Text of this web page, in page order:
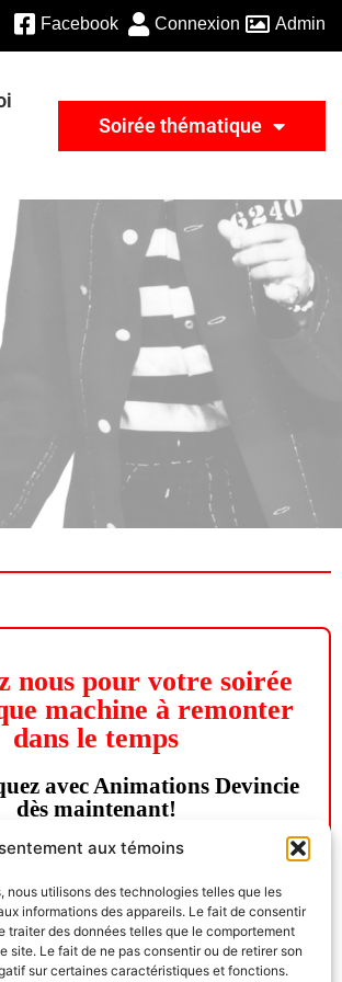
aux témoins
nous utilisons des technologies telles que les
informations des appareils. Le fait de consentir
traiter des données telles que le comportement
site. Le fait de ne pas consentir ou de retirer son
sur certaines caractéristiques et fonctions.
Facebook Connexion Admin
Soirée thématique
nous pour votre soirée
machine à remonter
dans le temps
avec Animations Devincie
dès maintenant!